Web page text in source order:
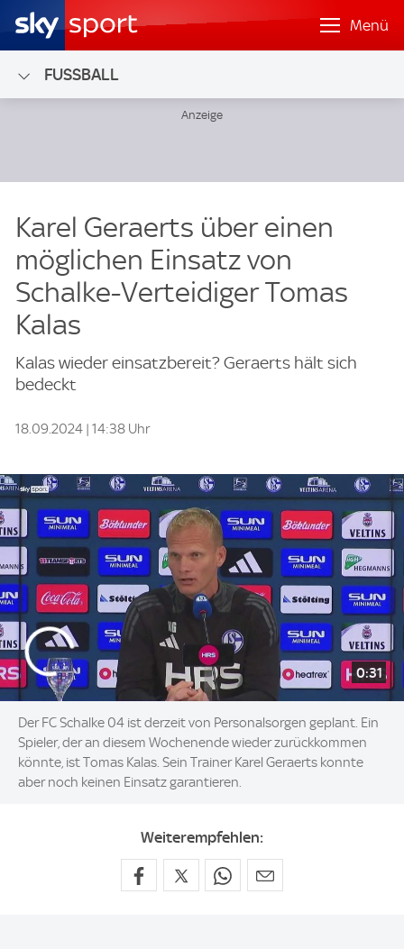
Menü
FUSSBALL
Karel Geraerts über einen
möglichen Einsatz von
Schalke-Verteidiger Tomas
Kalas
Kalas wieder einsatzbereit? Geraerts hält sich
bedeckt
18.09.2024 | 14:38 Uhr
0:31
Der FC Schalke 04 ist derzeit von Personalsorgen geplant. Ein
Spieler, der an diesem Wochenende wieder zurückkommen
könnte, ist Tomas Kalas. Sein Trainer Karel Geraerts konnte
aber noch keinen Einsatz garantieren.
Weiterempfehlen: